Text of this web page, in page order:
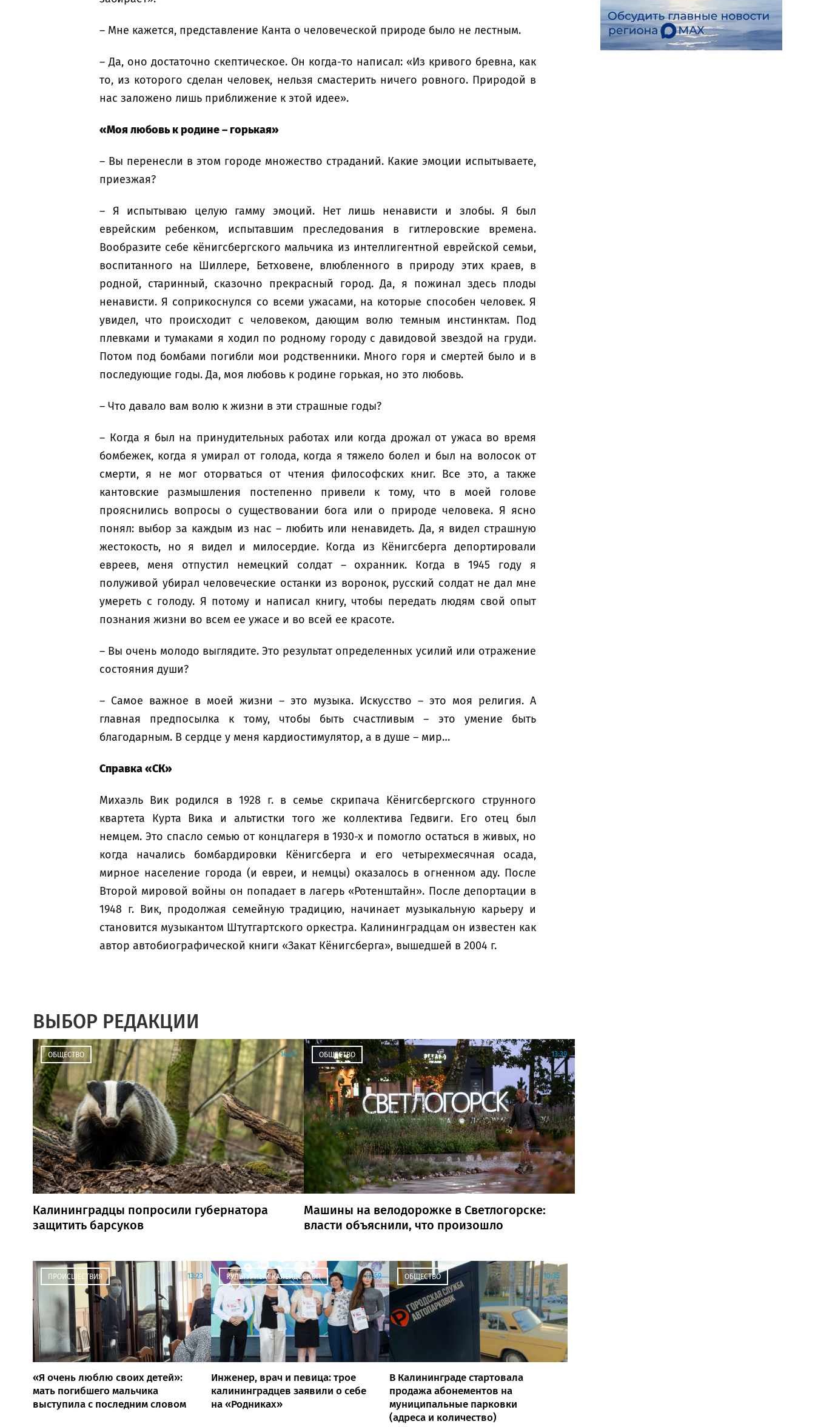
– Мне кажется, представление Канта о человеческой природе было не лестным.
– Да, оно достаточно скептическое. Он когда-то написал: «Из кривого бревна, как
то, из которого сделан человек, нельзя смастерить ничего ровного. Природой в
нас заложено лишь приближение к этой идее».
«Моя любовь к родине – горькая»
– Вы перенесли в этом городе множество страданий. Какие эмоции испытываете,
приезжая?
– Я испытываю целую гамму эмоций. Нет лишь ненависти и злобы. Я был
еврейским ребенком, испытавшим преследования в гитлеровские времена.
Вообразите себе кёнигсбергского мальчика из интеллигентной еврейской семьи,
воспитанного на Шиллере, Бетховене, влюбленного в природу этих краев, в
родной, старинный, сказочно прекрасный город. Да, я пожинал здесь плоды
ненависти. Я соприкоснулся со всеми ужасами, на которые способен человек. Я
увидел, что происходит с человеком, дающим волю темным инстинктам. Под
плевками и тумаками я ходил по родному городу с давидовой звездой на груди.
Потом под бомбами погибли мои родственники. Много горя и смертей было и в
последующие годы. Да, моя любовь к родине горькая, но это любовь.
– Что давало вам волю к жизни в эти страшные годы?
– Когда я был на принудительных работах или когда дрожал от ужаса во время
бомбежек, когда я умирал от голода, когда я тяжело болел и был на волосок от
смерти, я не мог оторваться от чтения философских книг. Все это, а также
кантовские размышления постепенно привели к тому, что в моей голове
прояснились вопросы о существовании бога или о природе человека. Я ясно
понял: выбор за каждым из нас – любить или ненавидеть. Да, я видел страшную
жестокость, но я видел и милосердие. Когда из Кёнигсберга депортировали
евреев, меня отпустил немецкий солдат – охранник. Когда в 1945 году я
полуживой убирал человеческие останки из воронок, русский солдат не дал мне
умереть с голоду. Я потому и написал книгу, чтобы передать людям свой опыт
познания жизни во всем ее ужасе и во всей ее красоте.
– Вы очень молодо выглядите. Это результат определенных усилий или отражение
состояния души?
– Самое важное в моей жизни – это музыка. Искусство – это моя религия. А
главная предпосылка к тому, чтобы быть счастливым – это умение быть
благодарным. В сердце у меня кардиостимулятор, а в душе – мир…
Справка «СК»
Михаэль Вик родился в 1928 г. в семье скрипача Кёнигсбергского струнного
квартета Курта Вика и альтистки того же коллектива Гедвиги. Его отец был
немцем. Это спасло семью от концлагеря в 1930-х и помогло остаться в живых, но
когда начались бомбардировки Кёнигсберга и его четырехмесячная осада,
мирное население города (и евреи, и немцы) оказалось в огненном аду. После
Второй мировой войны он попадает в лагерь «Ротенштайн». После депортации в
1948 г. Вик, продолжая семейную традицию, начинает музыкальную карьеру и
становится музыкантом Штутгартского оркестра. Калининградцам он известен как
автор автобиографической книги «Закат Кёнигсберга», вышедшей в 2004 г.
ВЫБОР РЕДАКЦИИ
ОБЩЕСТВО 14:23
Калининградцы попросили губернатора
защитить барсуков
ОБЩЕСТВО 13:39
Машины на велодорожке в Светлогорске:
власти объяснили, что произошло
ПРОИСШЕСТВИЯ 13:23
«Я очень люблю своих детей»:
мать погибшего мальчика
выступила с последним словом
КУЛЬТУРНЫЙ КАЛЕЙДОСКОП 12:59
Инженер, врач и певица: трое
калининградцев заявили о себе
на «Родниках»
ОБЩЕСТВО 10:35
В Калининграде стартовала
продажа абонементов на
муниципальные парковки
(адреса и количество)